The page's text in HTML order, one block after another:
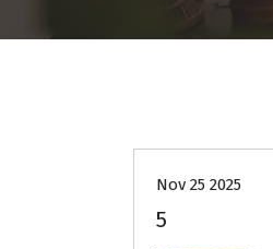
Nov 25 2025
5